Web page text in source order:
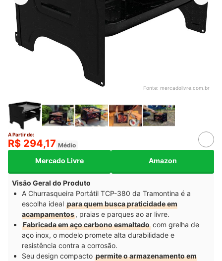
Fonte: mercadolivre.com.br
A Partir de:
R$ 294,17 Médio
Mercado Livre Amazon
Visão Geral do Produto
A Churrasqueira Portátil TCP-380 da Tramontina é a
escolha ideal para quem busca praticidade em
acampamentos, praias e parques ao ar livre.
Fabricada em aço carbono esmaltado com grelha de
aço inox, o modelo promete alta durabilidade e
resistência contra a corrosão.
Seu design compacto permite o armazenamento em